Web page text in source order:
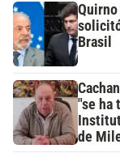
Brasil
"se ha
de